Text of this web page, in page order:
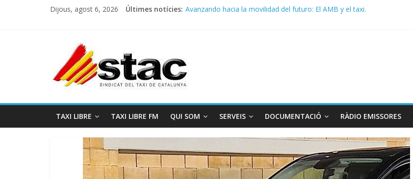
Dijous, agost 6, 2026 Últimes notícies: Avanzando hacia la movilidad del futuro: El AMB y el taxi.
TAXI LIBRE TAXI LIBRE FM QUI SOM SERVEIS DOCUMENTACIÓ RÀDIO EMISSORES